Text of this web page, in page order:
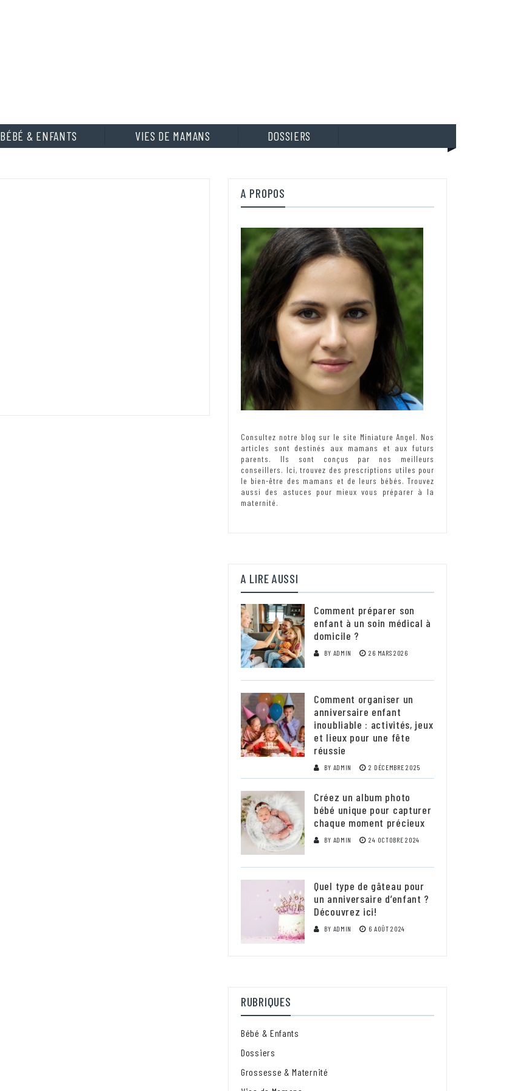
BÉBÉ & ENFANTS VIES DE MAMANS DOSSIERS
A PROPOS
Consultez notre blog sur le site Miniature Angel. Nos
articles sont destinés aux mamans et aux futurs
parents. Ils sont conçus par nos meilleurs
conseillers. Ici, trouvez des prescriptions utiles pour
le bien-être des mamans et de leurs bébés. Trouvez
aussi des astuces pour mieux vous préparer à la
maternité.
A LIRE AUSSI
Comment préparer son
enfant à un soin médical à
domicile ?
BY ADMIN 26 MARS 2026
Comment organiser un
anniversaire enfant
inoubliable : activités, jeux
et lieux pour une fête
réussie
BY ADMIN 2 DÉCEMBRE 2025
Créez un album photo
bébé unique pour capturer
chaque moment précieux
BY ADMIN 24 OCTOBRE 2024
Quel type de gâteau pour
un anniversaire d’enfant ?
Découvrez ici!
BY ADMIN 6 AOÛT 2024
RUBRIQUES
Bébé & Enfants
Dossiers
Grossesse & Maternité